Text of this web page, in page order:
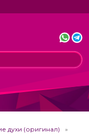
духи (оригинал)